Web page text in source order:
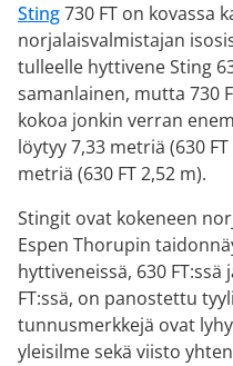
Sting730 FT on kovassa
norjalaisvalmistajan
tulleelle hyttivene Sting
samanlainen, mutta 730
kokoa jonkin verran
löytyy 7,33 metriä (630
metriä (630 FT 2,52 m).
Stingit ovat kokeneen
Espen Thorupin
hyttiveneissä, 630 FT:ssä
FT:ssä, on panostettu
tunnusmerkkejä ovat
yleisilme sekä viisto